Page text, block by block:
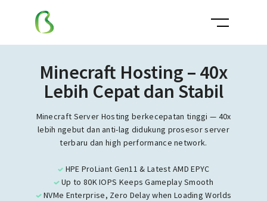
Minecraft Hosting – 40x
Lebih Cepat dan Stabil
Minecraft Server Hosting berkecepatan tinggi — 40x
lebih ngebut dan anti-lag didukung prosesor server
terbaru dan high performance network.
HPE ProLiant Gen11 & Latest AMD EPYC
Up to 80K IOPS Keeps Gameplay Smooth
NVMe Enterprise, Zero Delay when Loading Worlds